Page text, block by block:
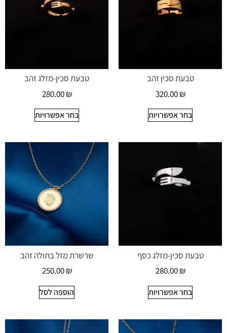
טבעת סכין זהב
320.00₪
בחר אפשרויות
טבעת סכין-מזלג זהב
280.00₪
בחר אפשרויות
טבעת סכין-מזלג כסף
280.00₪
בחר אפשרויות
שרשרת מזל בתולה זהב
250.00₪
הוספה לסל